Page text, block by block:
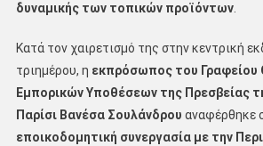
δυναμικής των τοπικών προϊόντων.
Κατά τον χαιρετισμό της στην κεντρική
τριημέρου, η εκπρόσωπος του Γραφείου
Εμπορικών Υποθέσεων της Πρεσβείας
Παρίσι Βανέσα Σουλάνδρου αναφέρθηκε
εποικοδομητική συνεργασία με την